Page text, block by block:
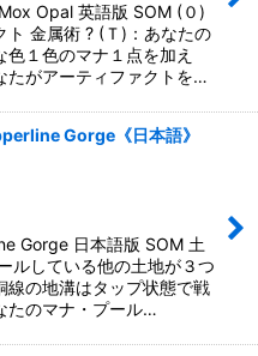
Opal 英語版 SOM (０)
ト 金属術 ? (Ｔ)：あなたの
１色のマナ１点を加え
たがアーティファクトを…
Gorge《日本語》
Gorge 日本語版 SOM 土
ルしている他の土地が３つ
線の地溝はタップ状態で戦
たのマナ・プール…